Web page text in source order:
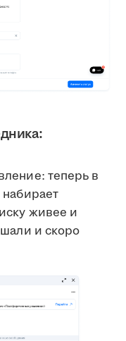
теперь в
живее и
и скоро